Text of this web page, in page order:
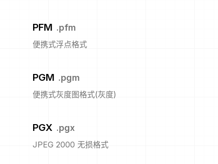
PFM .pfm
便携式浮点格式
PGM .pgm
便携式灰度图格式(灰度)
PGX .pgx
JPEG 2000 无损格式